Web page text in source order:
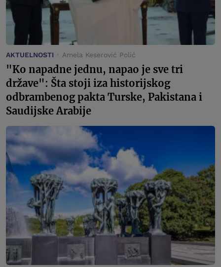
AKTUELNOSTI Amela Keserović Polić
"Ko napadne jednu, napao je sve tri
države": Šta stoji iza historijskog
odbrambenog pakta Turske, Pakistana i
Saudijske Arabije